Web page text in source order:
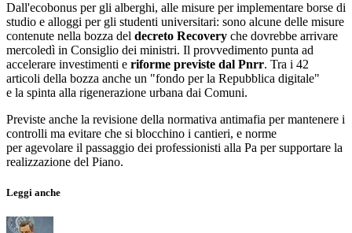
Dall'ecobonus per gli alberghi, alle misure per implementare borse di
studio e alloggi per gli studenti universitari: sono alcune delle misure
contenute nella bozza del decreto Recovery che dovrebbe arrivare
mercoledì in Consiglio dei ministri. Il provvedimento punta ad
accelerare investimenti e riforme previste dal Pnrr. Tra i 42
articoli della bozza anche un "fondo per la Repubblica digitale"
e la spinta alla rigenerazione urbana dai Comuni.
Previste anche la revisione della normativa antimafia per mantenere i
controlli ma evitare che si blocchino i cantieri, e norme
per agevolare il passaggio dei professionisti alla Pa per supportare la
realizzazione del Piano.
Leggi anche